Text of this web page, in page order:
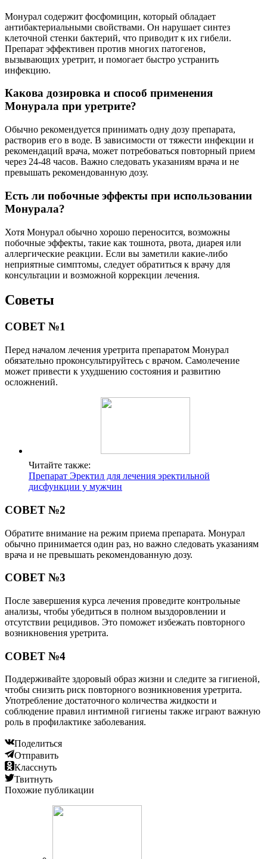
Монурал содержит фосфомицин, который обладает
антибактериальными свойствами. Он нарушает синтез
клеточной стенки бактерий, что приводит к их гибели.
Препарат эффективен против многих патогенов,
вызывающих уретрит, и помогает быстро устранить
инфекцию.
Какова дозировка и способ применения
Монурала при уретрите?
Обычно рекомендуется принимать одну дозу препарата,
растворив его в воде. В зависимости от тяжести инфекции и
рекомендаций врача, может потребоваться повторный прием
через 24-48 часов. Важно следовать указаниям врача и не
превышать рекомендованную дозу.
Есть ли побочные эффекты при использовании
Монурала?
Хотя Монурал обычно хорошо переносится, возможны
побочные эффекты, такие как тошнота, рвота, диарея или
аллергические реакции. Если вы заметили какие-либо
неприятные симптомы, следует обратиться к врачу для
консультации и возможной коррекции лечения.
Советы
СОВЕТ №1
Перед началом лечения уретрита препаратом Монурал
обязательно проконсультируйтесь с врачом. Самолечение
может привести к ухудшению состояния и развитию
осложнений.
Читайте также:
Препарат Эректил для лечения эректильной
дисфункции у мужчин
СОВЕТ №2
Обратите внимание на режим приема препарата. Монурал
обычно принимается один раз, но важно следовать указаниям
врача и не превышать рекомендованную дозу.
СОВЕТ №3
После завершения курса лечения проведите контрольные
анализы, чтобы убедиться в полном выздоровлении и
отсутствии рецидивов. Это поможет избежать повторного
возникновения уретрита.
СОВЕТ №4
Поддерживайте здоровый образ жизни и следите за гигиеной,
чтобы снизить риск повторного возникновения уретрита.
Употребление достаточного количества жидкости и
соблюдение правил интимной гигиены также играют важную
роль в профилактике заболевания.
Поделиться
Отправить
Класснуть
Твитнуть
Похожие публикации